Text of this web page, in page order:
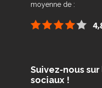
moyenne de :
Suivez-nous
sociaux !